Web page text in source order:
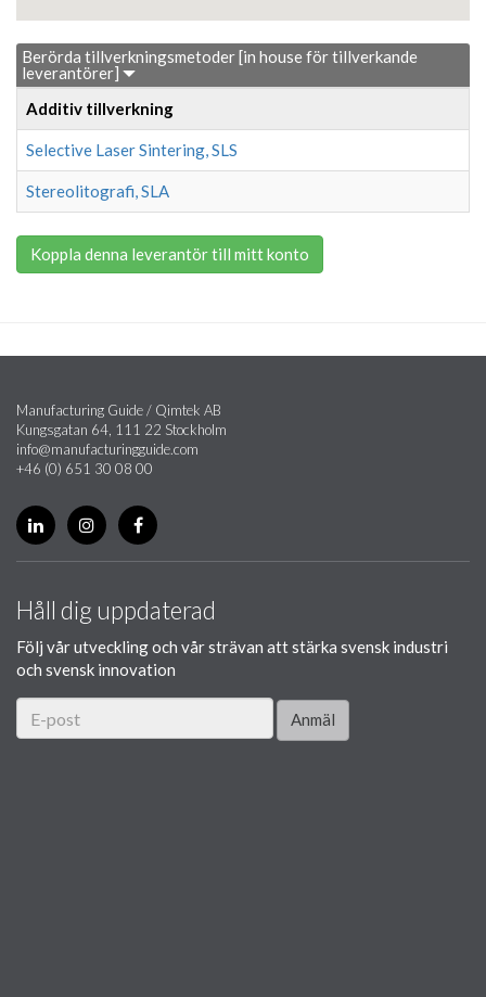
Berörda tillverkningsmetoder [in house för tillverkande
leverantörer]
Additiv tillverkning
Selective Laser Sintering, SLS
Stereolitografi, SLA
Koppla denna leverantör till mitt konto
Manufacturing Guide / Qimtek AB
Kungsgatan 64, 111 22 Stockholm
info@manufacturingguide.com
+46 (0) 651 30 08 00
Håll dig uppdaterad
Följ vår utveckling och vår strävan att stärka svensk industri
och svensk innovation
Anmäl